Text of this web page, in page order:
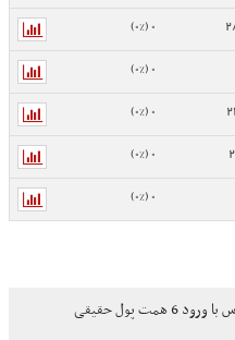
0 (0%)
0 (0%)
0 (0%)
0 (0%)
0 (0%)